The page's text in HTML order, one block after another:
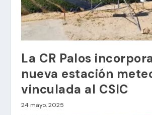
La CR Palos
nueva estación
vinculada al CSIC
24 mayo, 2025